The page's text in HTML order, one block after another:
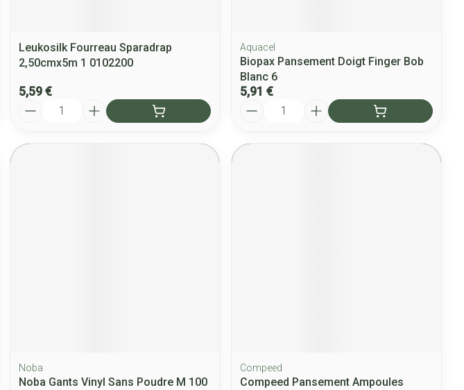
Leukosilk Fourreau Sparadrap
2,50cmx5m 1 0102200
5,59 €
Quantité
Aquacel
Biopax Pansement Doigt Finger Bob
Blanc 6
5,91 €
Quantité
Noba
Noba Gants Vinyl Sans Poudre M 100
Compeed
Compeed Pansement Ampoules